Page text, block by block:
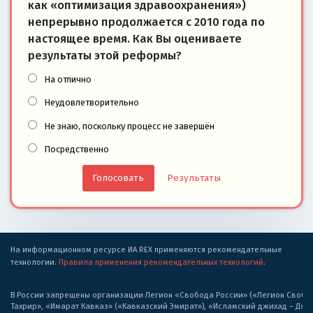
как «оптимизация здравоохранения»)
непрерывно продолжается с 2010 года по
настоящее время. Как Вы оцениваете
результаты этой реформы?
На отлично
Неудовлетворительно
Не знаю, поскольку процесс не завершён
Посредственно
Результаты
На информационном ресурсе ИА REX применяются рекомендательные
технологии. Правила применения рекомендательных технологий.
В России запрещены организации Легион «Свобода России» («Легион
Тахрир», «Имарат Кавказ» («Кавказский Эмират»), «Исламский джихад –